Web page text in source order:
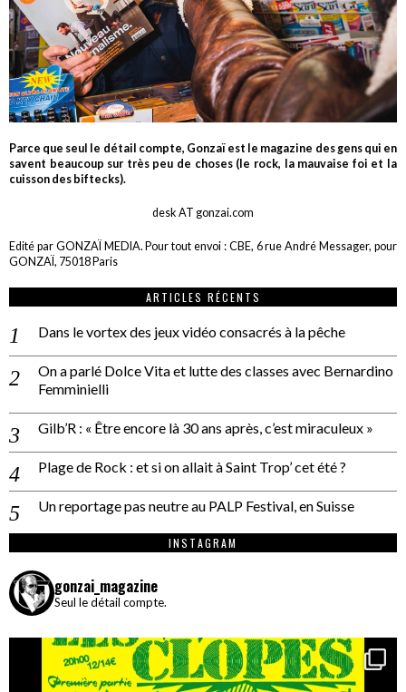
Parce que seul le détail compte, Gonzaï est le magazine des gens qui en
savent beaucoup sur très peu de choses (le rock, la mauvaise foi et la
cuisson des biftecks).
desk AT gonzai.com
Edité par GONZAÏ MEDIA. Pour tout envoi : CBE, 6 rue André Messager, pour
GONZAÏ, 75018 Paris
ARTICLES RÉCENTS
Dans le vortex des jeux vidéo consacrés à la pêche
On a parlé Dolce Vita et lutte des classes avec Bernardino
Femminielli
Gilb’R : « Être encore là 30 ans après, c’est miraculeux »
Plage de Rock : et si on allait à Saint Trop’ cet été ?
Un reportage pas neutre au PALP Festival, en Suisse
INSTAGRAM
gonzai_magazine
Seul le détail compte.